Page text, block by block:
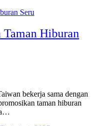
Taman Hiburan
bekerja sama dengan
taman hiburan